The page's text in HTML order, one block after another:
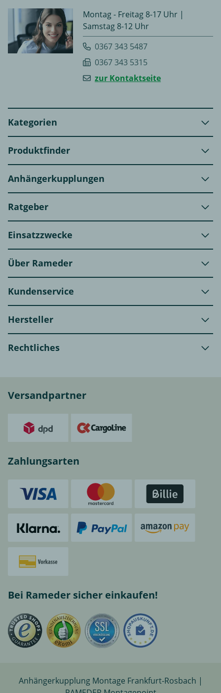
Montag - Freitag 8-17 Uhr |
Samstag 8-12 Uhr
0367 343 5487
0367 343 5315
zur Kontaktseite
Kategorien
Produktfinder
Anhängerkupplungen
Ratgeber
Einsatzzwecke
Über Rameder
Kundenservice
Hersteller
Rechtliches
Versandpartner
Zahlungsarten
Bei Rameder sicher einkaufen!
Anhängerkupplung Montage Frankfurt-Rosbach |